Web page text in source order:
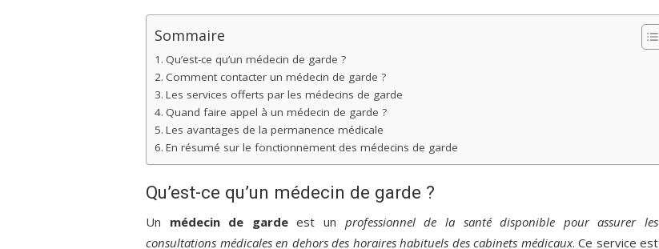
Sommaire
Qu’est-ce qu’un médecin de garde ?
Comment contacter un médecin de garde ?
Les services offerts par les médecins de garde
Quand faire appel à un médecin de garde ?
Les avantages de la permanence médicale
En résumé sur le fonctionnement des médecins de garde
Qu’est-ce qu’un médecin de garde ?
Un médecin de gardeest un professionnel de la santé disponible pour assurer les
consultations médicales en dehors des horaires habituels des cabinets médicaux. Ce service est